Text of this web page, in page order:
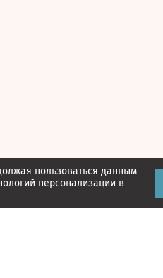
пользоваться данным
персонализации в